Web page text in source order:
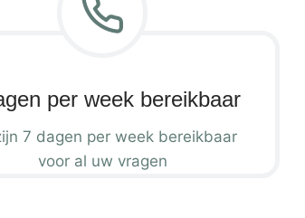
per week bereikbaar
7 dagen per week bereikbaar
voor al uw vragen